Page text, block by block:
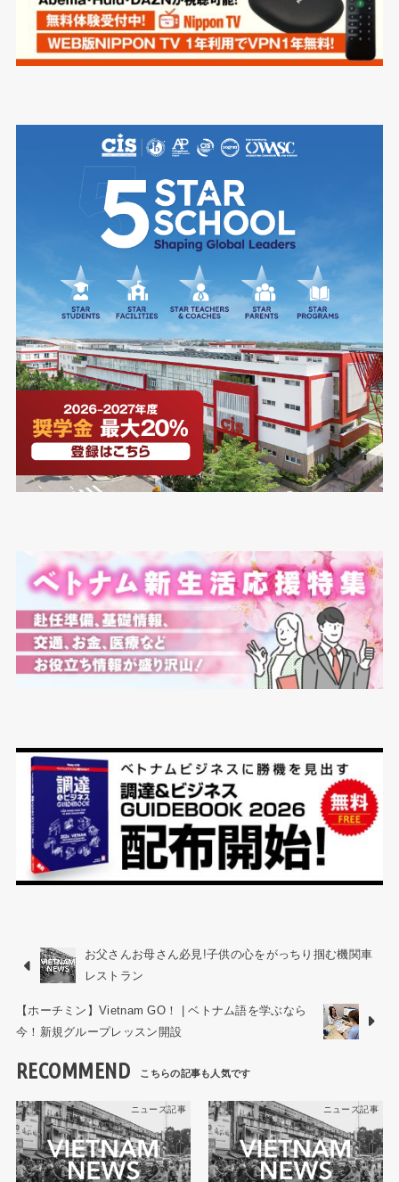
お父さんお母さん必見!子供の心をがっちり掴む機関車
レストラン
【ホーチミン】Vietnam GO！ | ベトナム語を学ぶなら
今！新規グループレッスン開設
RECOMMEND
ニュース記事 ニュース記事